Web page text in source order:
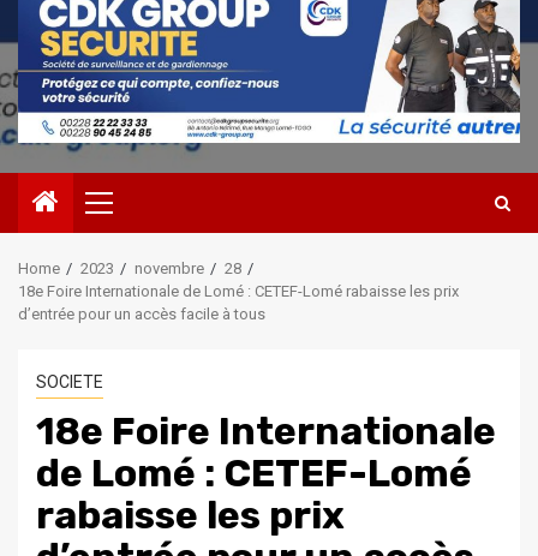
Primary
Menu
Home 2023 novembre
28
18e Foire Internationale de Lomé : CETEF-Lomé rabaisse les prix
d’entrée pour un accès facile à tous
SOCIETE
18e Foire Internationale
de Lomé : CETEF-Lomé
rabaisse les prix